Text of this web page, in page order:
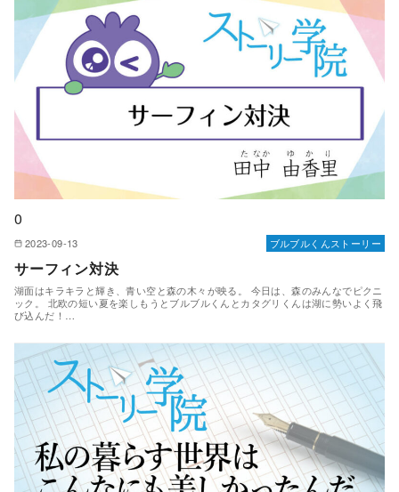
0
2023-09-13 ブルブルくんストーリー
サーフィン対決
湖面はキラキラと輝き、青い空と森の木々が映る。 今日は、森のみんなでピクニ
ック。 北欧の短い夏を楽しもうとブルブルくんとカタグリくんは湖に勢いよく飛
び込んだ！…